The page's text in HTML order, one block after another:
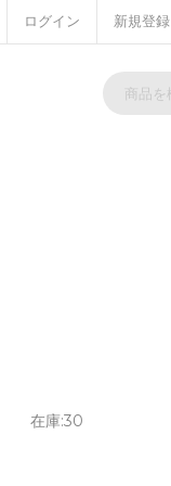
ログイン 新規登録
在庫:30